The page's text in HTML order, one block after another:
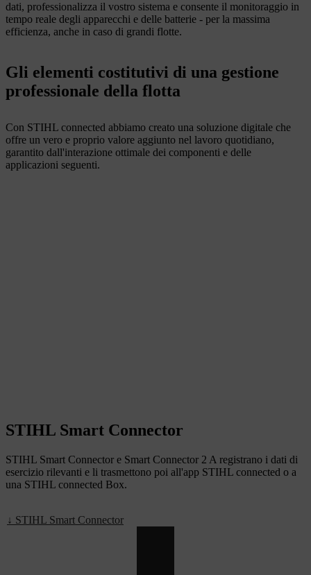
dati, professionalizza il vostro sistema e consente il monitoraggio in
tempo reale degli apparecchi e delle batterie - per la massima
efficienza, anche in caso di grandi flotte.
Gli elementi costitutivi di una gestione
professionale della flotta
Con STIHL connected abbiamo creato una soluzione digitale che
offre un vero e proprio valore aggiunto nel lavoro quotidiano,
garantito dall'interazione ottimale dei componenti e delle
applicazioni seguenti.
STIHL Smart Connector
STIHL Smart Connector e Smart Connector 2 A registrano i dati di
esercizio rilevanti e li trasmettono poi all'app STIHL connected o a
una STIHL connected Box.
↓ STIHL Smart Connector